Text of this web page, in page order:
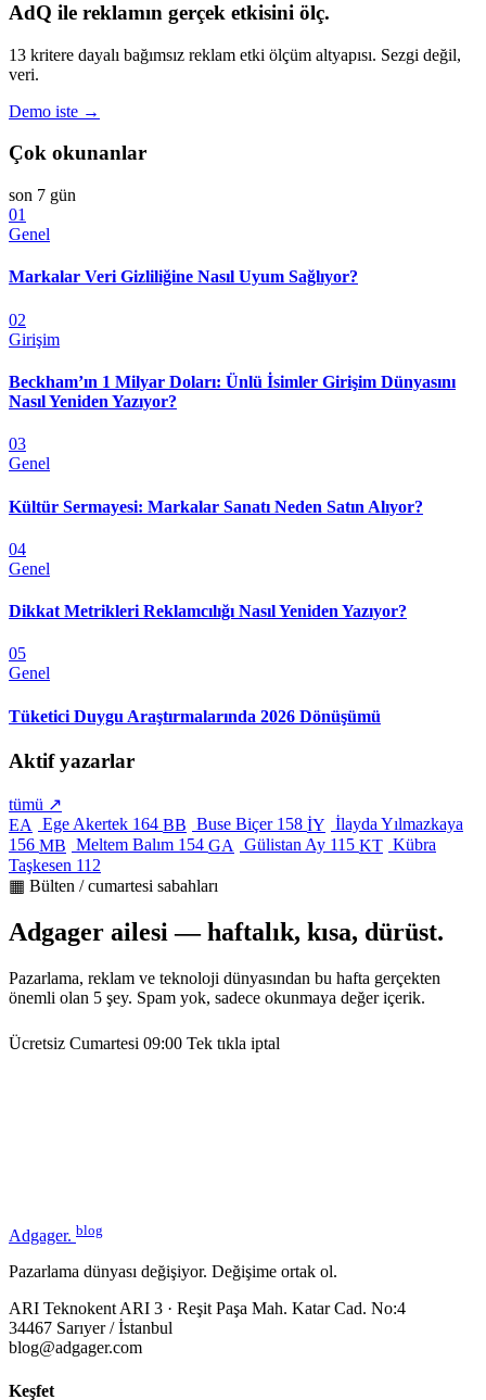
AdQ ile reklamın gerçek etkisini ölç.
13 kritere dayalı bağımsız reklam etki ölçüm altyapısı. Sezgi değil,
veri.
Demo iste →
Çok okunanlar
son 7 gün
01
Genel
Markalar Veri Gizliliğine Nasıl Uyum Sağlıyor?
02
Girişim
Beckham’ın 1 Milyar Doları: Ünlü İsimler Girişim Dünyasını
Nasıl Yeniden Yazıyor?
03
Genel
Kültür Sermayesi: Markalar Sanatı Neden Satın Alıyor?
04
Genel
Dikkat Metrikleri Reklamcılığı Nasıl Yeniden Yazıyor?
05
Genel
Tüketici Duygu Araştırmalarında 2026 Dönüşümü
Aktif yazarlar
tümü ↗
EA
Ege Akertek 164 BB Buse Biçer 158 İY İlayda Yılmazkaya
156 MB Meltem Balım 154 GA Gülistan Ay 115 KT Kübra
Taşkesen 112
▦ Bülten / cumartesi sabahları
Adgager ailesi — haftalık, kısa, dürüst.
Pazarlama, reklam ve teknoloji dünyasından bu hafta gerçekten
önemli olan 5 şey. Spam yok, sadece okunmaya değer içerik.
Ücretsiz Cumartesi 09:00 Tek tıkla iptal
Adgager. blog
Pazarlama dünyası değişiyor. Değişime ortak ol.
ARI Teknokent ARI 3 · Reşit Paşa Mah. Katar Cad. No:4
34467 Sarıyer / İstanbul
blog@adgager.com
Keşfet